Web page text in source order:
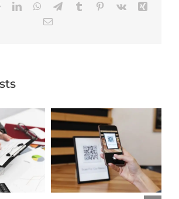
RedditLinkedInWhatsApp
TelegramTumblr Pinterest
Vk
Email